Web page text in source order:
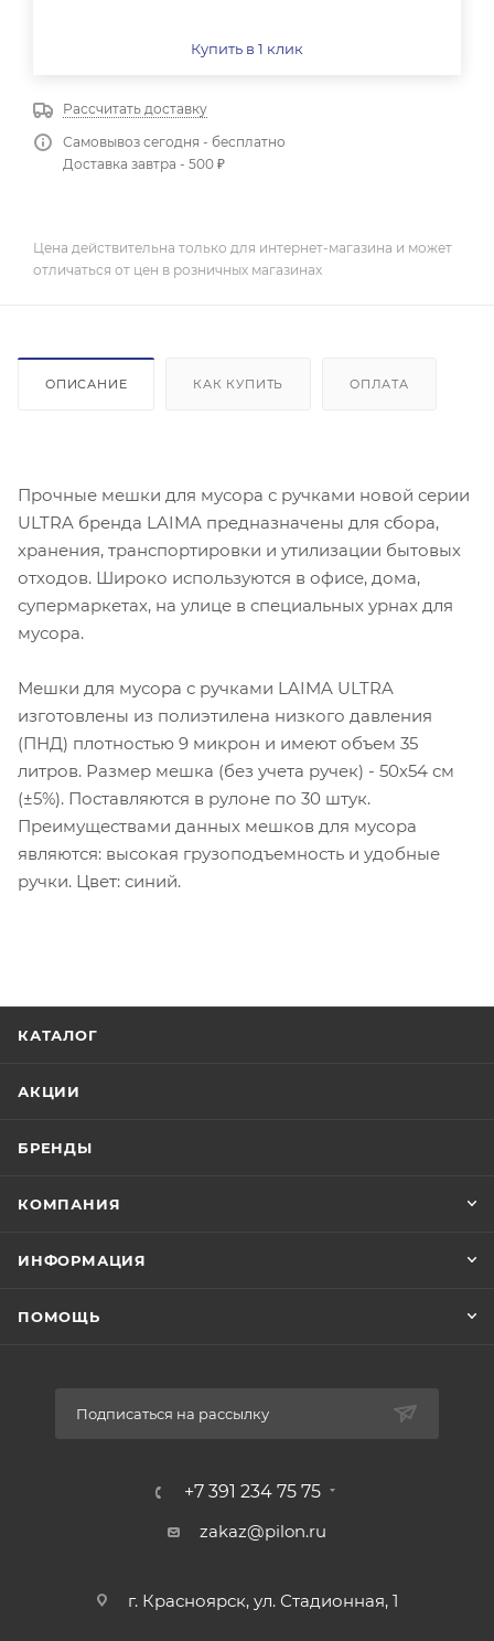
Купить в 1 клик
Рассчитать доставку
Самовывоз сегодня - бесплатно
Доставка завтра - 500 ₽
Цена действительна только для интернет-магазина и может
отличаться от цен в розничных магазинах
ОПИСАНИЕ КАК КУПИТЬ ОПЛАТА
Прочные мешки для мусора с ручками новой серии
ULTRA бренда LAIMA предназначены для сбора,
хранения, транспортировки и утилизации бытовых
отходов. Широко используются в офисе, дома,
супермаркетах, на улице в специальных урнах для
мусора.
Мешки для мусора с ручками LAIMA ULTRA
изготовлены из полиэтилена низкого давления
(ПНД) плотностью 9 микрон и имеют объем 35
литров. Размер мешка (без учета ручек) - 50х54 см
(±5%). Поставляются в рулоне по 30 штук.
Преимуществами данных мешков для мусора
являются: высокая грузоподъемность и удобные
ручки. Цвет: синий.
КАТАЛОГ
АКЦИИ
БРЕНДЫ
КОМПАНИЯ
ИНФОРМАЦИЯ
ПОМОЩЬ
Подписаться на рассылку
+7 391 234 75 75
zakaz@pilon.ru
г. Красноярск, ул. Стадионная, 1